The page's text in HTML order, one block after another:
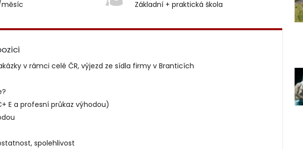
měsíc
Základní + praktická škola
v rámci celé ČR, výjezd ze sídla firmy v Branticích
E a profesní průkaz výhodou)
spolehlivost